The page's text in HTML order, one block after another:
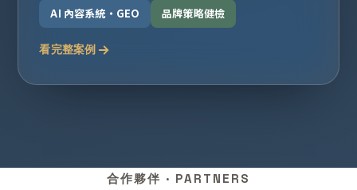
AI 內容系統・GEO 品牌策略健檢
看完整案例
合作夥伴 · PARTNERS